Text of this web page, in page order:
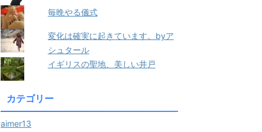
毎晩やる儀式
変化は確実に起きています。byア
シュタール
イギリスの聖地、美しい井戸
カテゴリー
aimer13